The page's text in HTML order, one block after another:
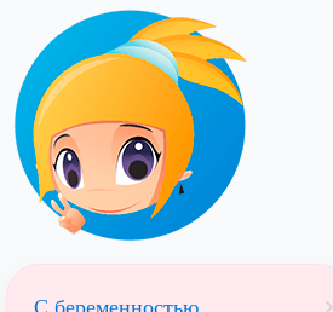
С беременностью